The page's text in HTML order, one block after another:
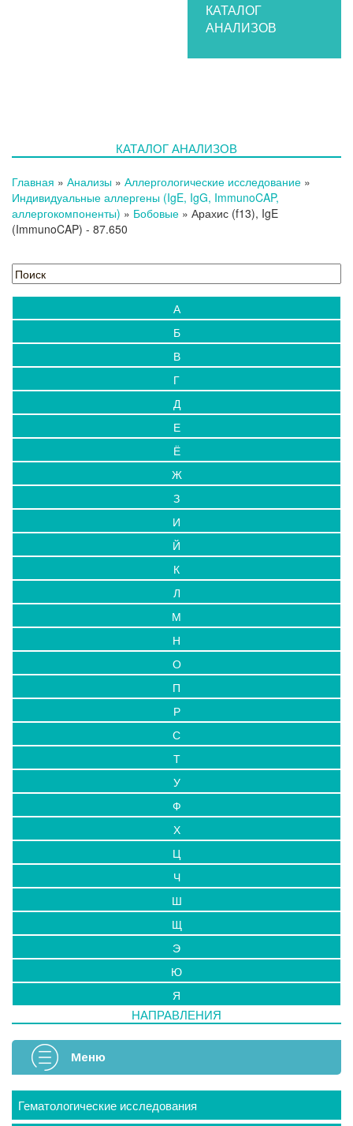
КАТАЛОГ
АНАЛИЗОВ
КАТАЛОГ АНАЛИЗОВ
Главная » Анализы » Аллергологические исследование »
Индивидуальные аллергены (IgE, IgG, ImmunoCAP,
аллергокомпоненты) » Бобовые » Арахис (f13), IgE
(ImmunoCAP) - 87.650
А
Б
В
Г
Д
Е
Ё
Ж
З
И
Й
К
Л
М
Н
О
П
Р
С
Т
У
Ф
Х
Ц
Ч
Ш
Щ
Э
Ю
Я
НАПРАВЛЕНИЯ
Меню
Гематологические исследования